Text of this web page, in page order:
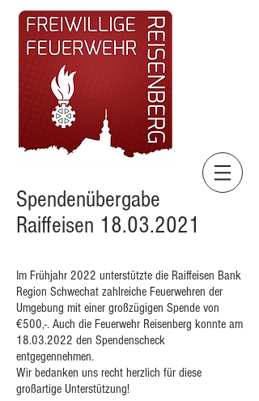
Spendenübergabe
Raiffeisen 18.03.2021
Im Frühjahr 2022 unterstützte die Raiffeisen Bank
Region Schwechat zahlreiche Feuerwehren der
Umgebung mit einer großzügigen Spende von
€500,-. Auch die Feuerwehr Reisenberg konnte am
18.03.2022 den Spendenscheck
entgegennehmen.
Wir bedanken uns recht herzlich für diese
großartige Unterstützung!